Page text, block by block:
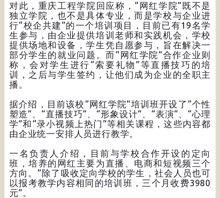
对此，重庆工程学院回应称，“网红学院”既不是
独立学院，也不是具体专业，而是学校与企业进
行“校企共建”的一个培训项目，目前已有19名学
生参与，由企业提供培训老师和实践机会，学校
提供场地和设备，学生凭自愿参与，旨在解决一
部分学生的就业问题。而“网红学院”合作企业则
称，会对学生进行“索要礼物”等直播技巧的培
训，之后与学生签约，让他们成为企业的全职主
播。
据介绍，目前该校“网红学院”培训班开设了“个性
塑造”、“直播技巧”、“形象设计”、“表演”、“心理
学”和“录小视频上热门”等相关课程，这些内容都
由企业统一安排人员进行教学。
一名负责人介绍，目前与学校合作开设的定向
班，培养的网红主要为直播、电商和短视频三个
方向。“除了吸收定向学校的学生，社会人员也可
以报考教学内容相同的培训班，三个月收费3980
元”。